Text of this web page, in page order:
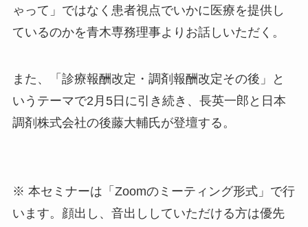
ゃって」ではなく患者視点でいかに医療を提供し
ているのかを青木専務理事よりお話しいただく。
また、「診療報酬改定・調剤報酬改定その後」と
いうテーマで2月5日に引き続き、長英一郎と日本
調剤株式会社の後藤大輔氏が登壇する。
※ 本セミナーは「Zoomのミーティング形式」で行
います。顔出し、音出ししていただける方は優先